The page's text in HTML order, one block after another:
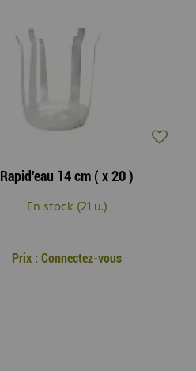
Rapid'eau 14 cm ( x 20 )
En stock (21 u.)
Prix : Connectez-vous